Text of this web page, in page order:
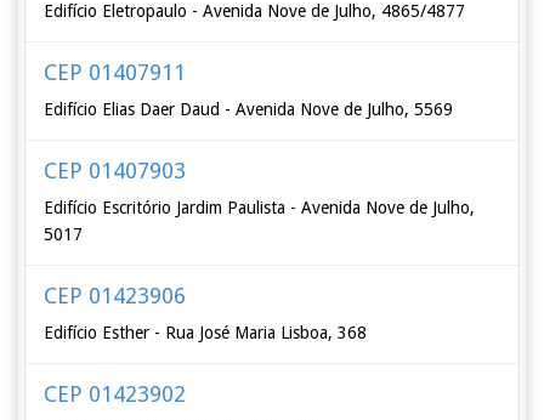
Edifício Eletropaulo - Avenida Nove de Julho, 4865/4877
CEP 01407911
Edifício Elias Daer Daud - Avenida Nove de Julho, 5569
CEP 01407903
Edifício Escritório Jardim Paulista - Avenida Nove de Julho,
5017
CEP 01423906
Edifício Esther - Rua José Maria Lisboa, 368
CEP 01423902